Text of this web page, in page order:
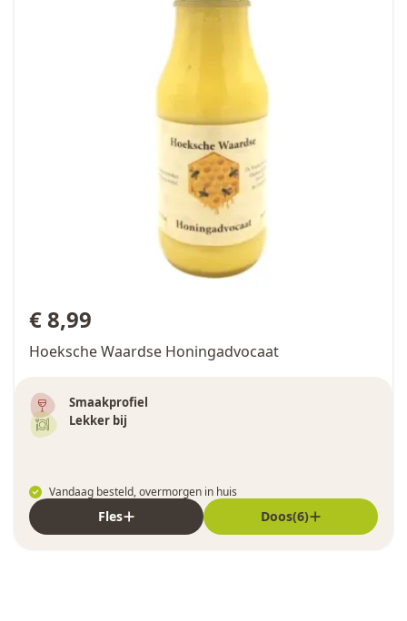
€ 8,99
Hoeksche Waardse Honingadvocaat
Smaakprofiel
Lekker bij
Vandaag besteld, overmorgen in huis
Fles Doos(6)